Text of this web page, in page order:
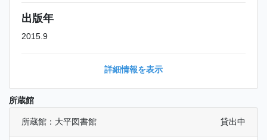
出版年
2015.9
詳細情報を表示
所蔵館
所蔵館：大平図書館 貸出中